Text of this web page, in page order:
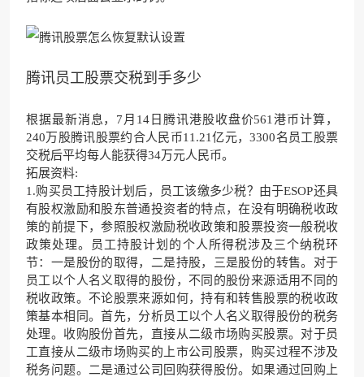
腾讯员工股票交税到手多少
根据最新消息，7月14日腾讯港股收盘价561港币计算，
240万股腾讯股票约合人民币11.21亿元，3300名员工股票
交税后平均每人能获得34万元人民币。
拓展资料:
1.购买员工持股计划后，员工该缴多少税？由于ESOP还具
有股权激励和股东普通投资者的特点，在没有明确税收政
策的前提下，参照股权激励税收政策和股票投资一般税收
政策处理。员工持股计划的个人所得税涉及三个纳税环
节：一是股份的取得，二是持股，三是股份的转售。对于
员工以个人名义取得的股份，不同的股份来源适用不同的
税收政策。不论股票来源如何，持有和转售股票的税收政
策基本相同。首先，分析员工以个人名义取得股份的税务
处理。收购股份首先，直接从二级市场购买股票。对于员
工直接从二级市场购买的上市公司股票，购买过程不涉及
税务问题。二是通过公司回购获得股份。如果通过回购上